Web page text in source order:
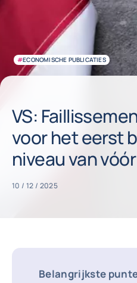
#ECONOMISCHE PUBLICATIES
VS:
voor het eerst
niveau van
10 / 12 / 2025
Belangrijkste